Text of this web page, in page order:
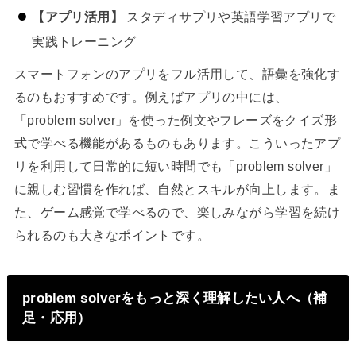
【アプリ活用】
スタディサプリや英語学習アプリで
実践トレーニング
スマートフォンのアプリをフル活用して、語彙を強化す
るのもおすすめです。例えばアプリの中には、
「problem solver」を使った例文やフレーズをクイズ形
式で学べる機能があるものもあります。こういったアプ
リを利用して日常的に短い時間でも「problem solver」
に親しむ習慣を作れば、自然とスキルが向上します。ま
た、ゲーム感覚で学べるので、楽しみながら学習を続け
られるのも大きなポイントです。
problem solverをもっと深く理解したい人へ（補
足・応用）